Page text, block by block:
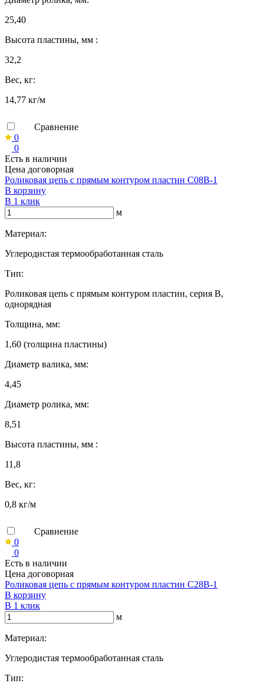
25,40
Высота пластины, мм :
32,2
Вес, кг:
14,77 кг/м
Сравнение
0
0
Есть в наличии
Цена договорная
Роликовая цепь с прямым контуром пластин C08B-1
В корзину
В 1 клик
м
Материал:
Углеродистая термообработанная сталь
Тип:
Роликовая цепь с прямым контуром пластин, серия B,
однорядная
Толщина, мм:
1,60 (толщина пластины)
Диаметр валика, мм:
4,45
Диаметр ролика, мм:
8,51
Высота пластины, мм :
11,8
Вес, кг:
0,8 кг/м
Сравнение
0
0
Есть в наличии
Цена договорная
Роликовая цепь с прямым контуром пластин C28B-1
В корзину
В 1 клик
м
Материал:
Углеродистая термообработанная сталь
Тип: